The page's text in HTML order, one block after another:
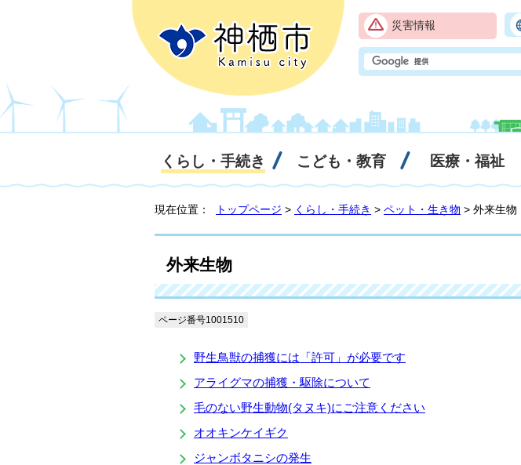
災害情報
くらし・手続き こども・教育 医療・福祉
現在位置： トップページ > くらし・手続き > ペット・生き物 > 外来生物
外来生物
ページ番号1001510
野生鳥獣の捕獲には「許可」が必要です
アライグマの捕獲・駆除について
毛のない野生動物(タヌキ)にご注意ください
オオキンケイギク
ジャンボタニシの発生